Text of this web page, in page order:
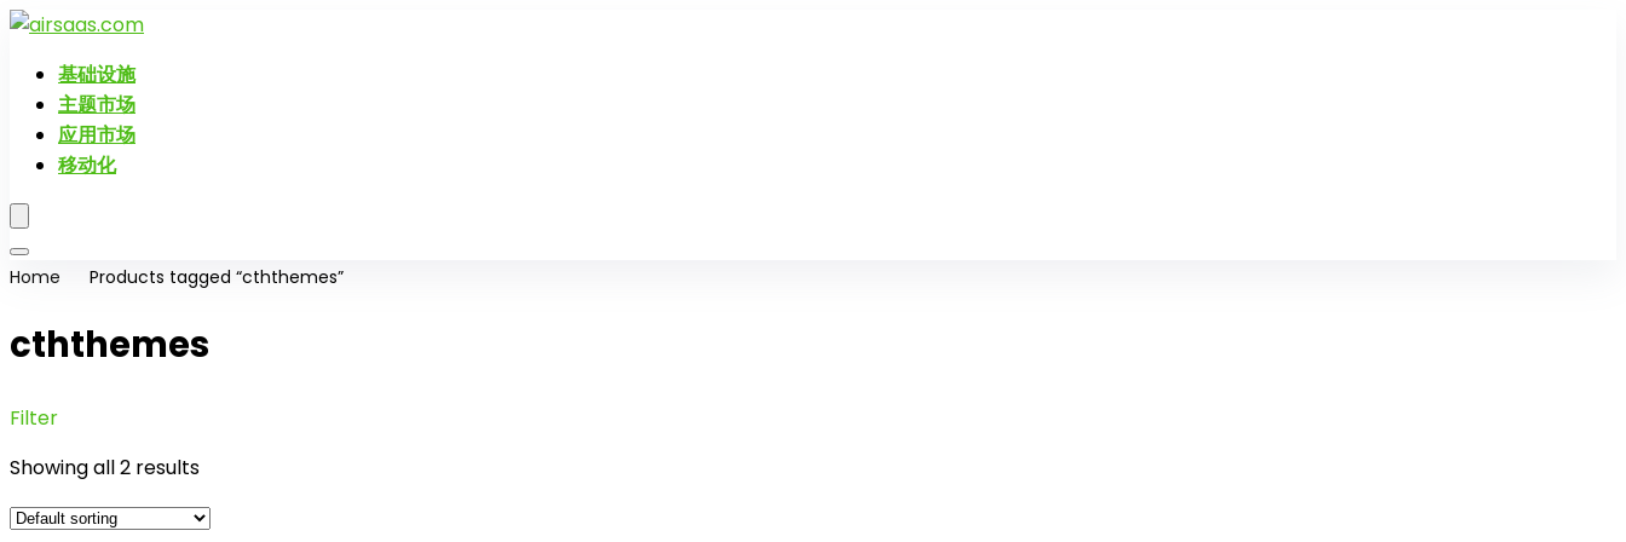
基础设施
主题市场
应用市场
移动化
Home Products tagged “cththemes”
cththemes
Filter
Showing all 2 results